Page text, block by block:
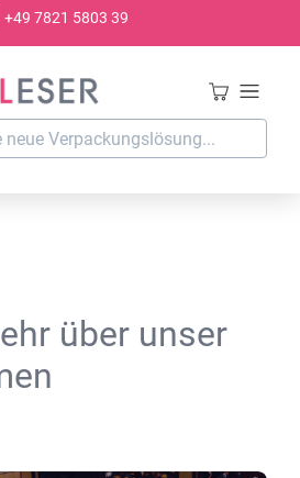
+49 7821 5803 39
über unser